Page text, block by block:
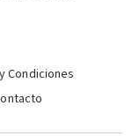
Condiciones